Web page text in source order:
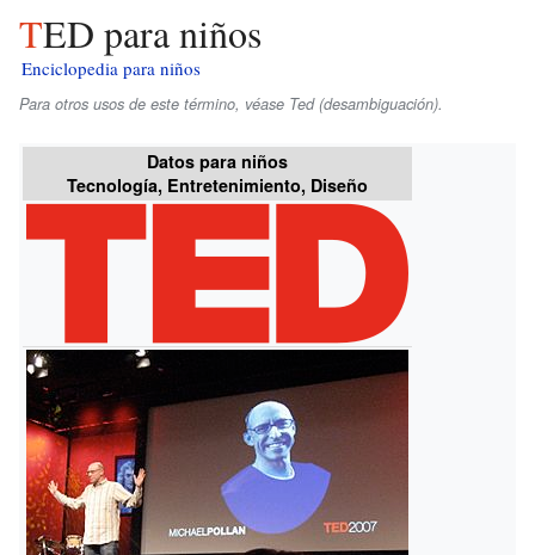
TED para niños
Enciclopedia para niños
Para otros usos de este término, véase Ted (desambiguación).
Datos para niños
Tecnología, Entretenimiento, Diseño